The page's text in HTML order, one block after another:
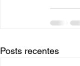
Posts recentes